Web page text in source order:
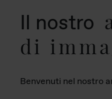
Il nostro
di
Benvenuti nel nostro